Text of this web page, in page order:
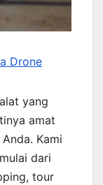
Drone
yang
amat
Kami
dari
tour